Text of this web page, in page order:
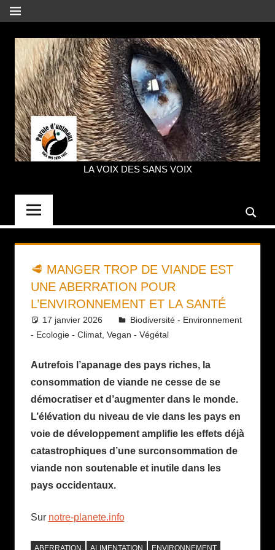
Aller
au
contenu
MENU
PAROLE
LA VOIX DES SANS VOIX
🥩 MANGER TROP DE VIANDE EST
UNE ABERRATION POUR
L’ENVIRONNEMENT ET LA SANTÉ
17 janvier 2026 Daniel
Biodiversité - Environnement
- Ecologie - Climat, Vegan - Végétal
Autrefois l’apanage des pays riches, la
consommation de viande ne cesse de se
démocratiser et d’augmenter dans le monde.
L’élévation du niveau de vie dans les pays en
voie de développement amplifie les effets déjà
catastrophiques d’une surconsommation de
viande non soutenable et inutile dans les
pays occidentaux.
Sur notre-planete.info
ABERRATION ALIMENTATION
ENVIRONNEMENT